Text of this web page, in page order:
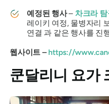
예정된 행사– 차크라
레이키 여정, 물병자리
연결 과 같은 행사를 진
웹사이트 –https://
쿤달리니 요가